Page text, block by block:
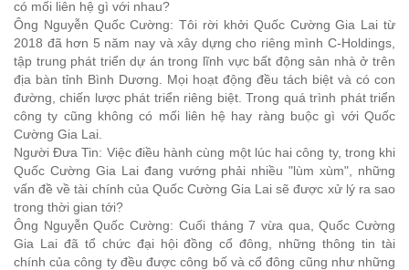
có mối liên hệ gì với nhau?
Ông Nguyễn Quốc Cường: Tôi rời khởi Quốc Cường Gia Lai từ
2018 đã hơn 5 năm nay và xây dựng cho riêng mình C-Holdings,
tập trung phát triển dự án trong lĩnh vực bất động sản nhà ở trên
địa bàn tỉnh Bình Dương. Mọi hoạt động đều tách biệt và có con
đường, chiến lược phát triển riêng biệt. Trong quá trình phát triển
công ty cũng không có mối liên hệ hay ràng buộc gì với Quốc
Cường Gia Lai.
Người Đưa Tin: Việc điều hành cùng một lúc hai công ty, trong khi
Quốc Cường Gia Lai đang vướng phải nhiều "lùm xùm", những
vấn đề về tài chính của Quốc Cường Gia Lai sẽ được xử lý ra sao
trong thời gian tới?
Ông Nguyễn Quốc Cường: Cuối tháng 7 vừa qua, Quốc Cường
Gia Lai đã tổ chức đại hội đồng cổ đông, những thông tin tài
chính của công ty đều được công bố và cổ đông cũng như những